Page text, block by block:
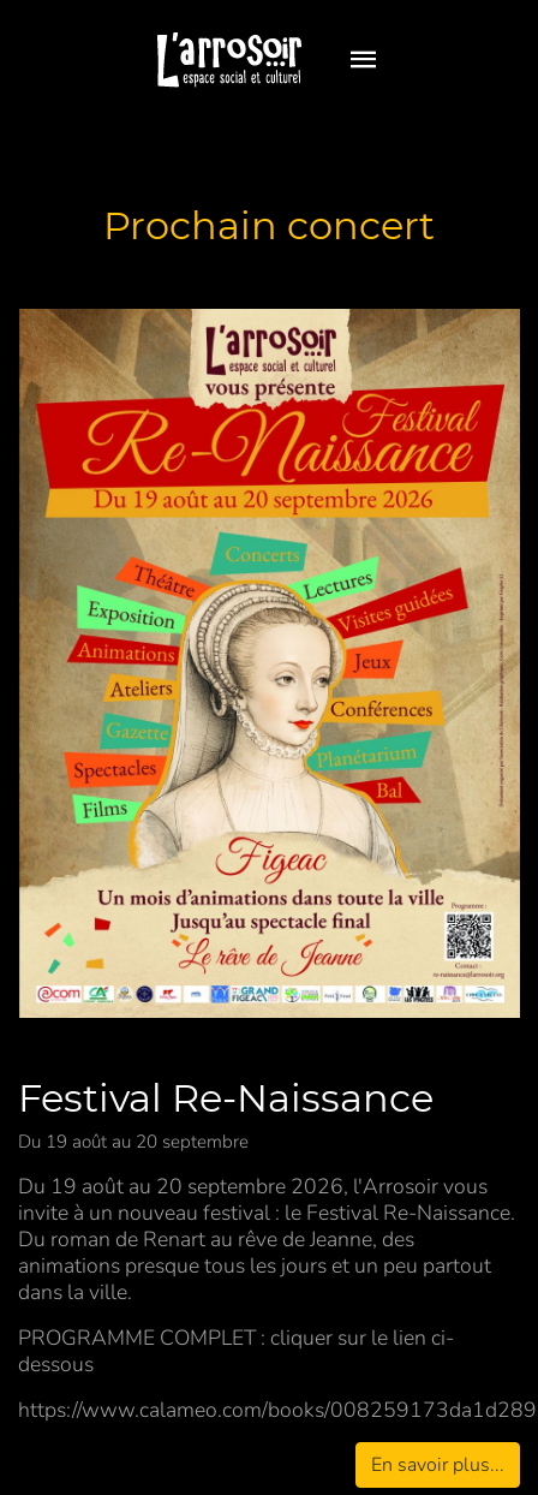
Prochain concert
Festival Re-Naissance
Du 19 août au 20 septembre
Du 19 août au 20 septembre 2026, l'Arrosoir vous
invite à un nouveau festival : le Festival Re-Naissance.
Du roman de Renart au rêve de Jeanne, des
animations presque tous les jours et un peu partout
dans la ville.
PROGRAMME COMPLET : cliquer sur le lien ci-
dessous
https://www.calameo.com/books/
En savoir plus...